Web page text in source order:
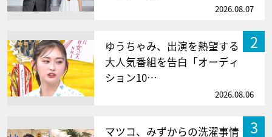
2026.08.07
2
ゆうちゃみ、出演を熱望する
大人気番組を告白「オーディ
ション10…
2026.08.06
3
マツコ、みずからの洗濯事情